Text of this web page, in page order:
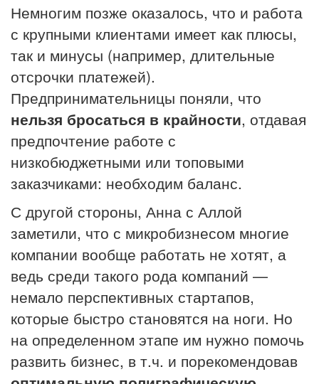
Немногим позже оказалось, что и работа
с крупными клиентами имеет как плюсы,
так и минусы (например, длительные
отсрочки платежей).
Предпринимательницы поняли, что
нельзя бросаться в крайности, отдавая
предпочтение работе с
низкобюджетными или топовыми
заказчиками: необходим баланс.
С другой стороны, Анна с Аллой
заметили, что с микробизнесом многие
компании вообще работать не хотят, а
ведь среди такого рода компаний —
немало перспективных стартапов,
которые быстро становятся на ноги. Но
на определенном этапе им нужно помочь
развить бизнес, в т.ч. и порекомендовав